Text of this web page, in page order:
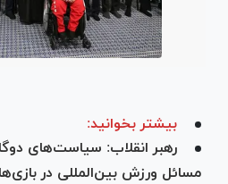
بیشتر بخوانید:
رهبر انقلاب: سیاست‌های
مسائل ورزش بین‌المللی در